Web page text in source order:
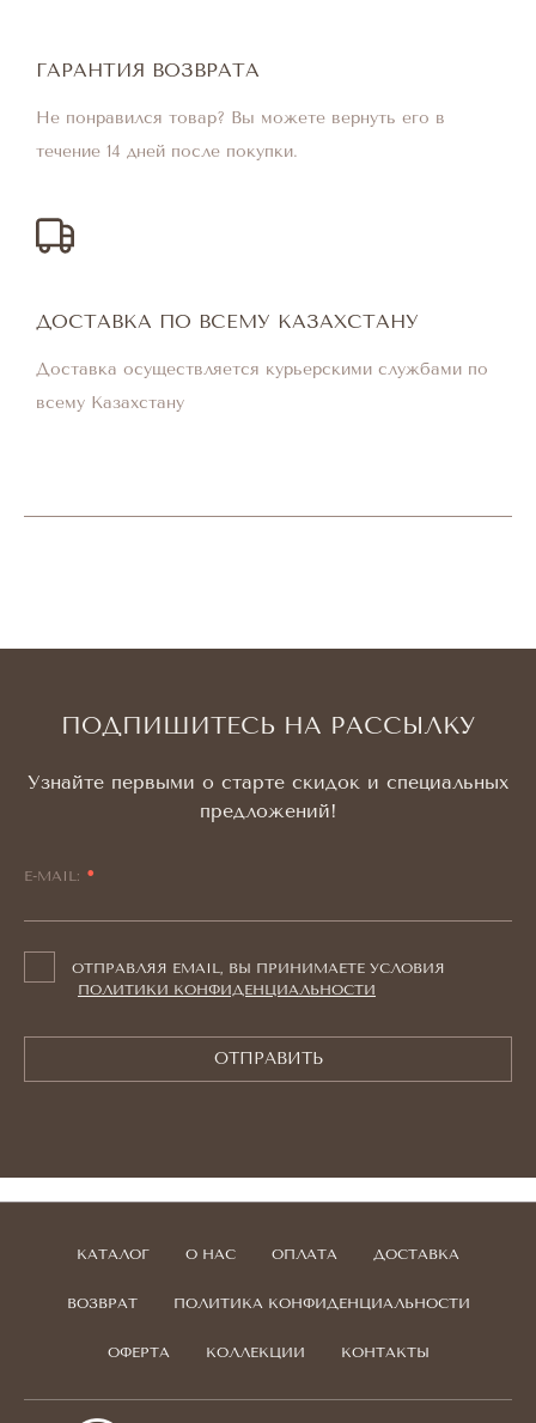
ГАРАНТИЯ ВОЗВРАТА
Не понравился товар? Вы можете вернуть его в
течение 14 дней после покупки.
ДОСТАВКА ПО ВСЕМУ КАЗАХСТАНУ
Доставка осуществляется курьерскими службами по
всему Казахстану
ПОДПИШИТЕСЬ НА РАССЫЛКУ
Узнайте первыми о старте скидок и специальных
предложений!
E-MAIL:
ОТПРАВЛЯЯ EMAIL, ВЫ ПРИНИМАЕТЕ УСЛОВИЯ
ПОЛИТИКИ КОНФИДЕНЦИАЛЬНОСТИ
ОТПРАВИТЬ
КАТАЛОГ О НАС ОПЛАТА ДОСТАВКА
ВОЗВРАТ ПОЛИТИКА КОНФИДЕНЦИАЛЬНОСТИ
ОФЕРТА КОЛЛЕКЦИИ КОНТАКТЫ